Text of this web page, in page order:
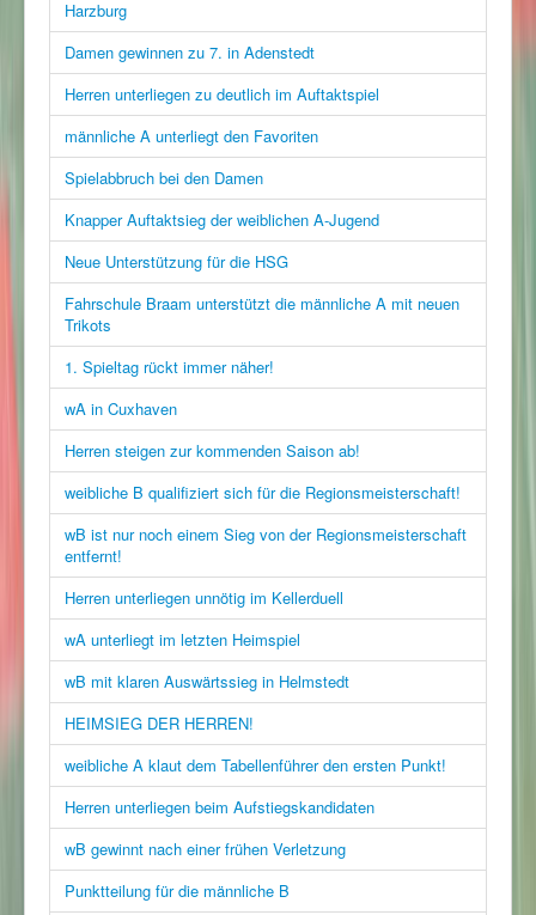
Harzburg
Damen gewinnen zu 7. in Adenstedt
Herren unterliegen zu deutlich im Auftaktspiel
männliche A unterliegt den Favoriten
Spielabbruch bei den Damen
Knapper Auftaktsieg der weiblichen A-Jugend
Neue Unterstützung für die HSG
Fahrschule Braam unterstützt die männliche A mit neuen
Trikots
1. Spieltag rückt immer näher!
wA in Cuxhaven
Herren steigen zur kommenden Saison ab!
weibliche B qualifiziert sich für die Regionsmeisterschaft!
wB ist nur noch einem Sieg von der Regionsmeisterschaft
entfernt!
Herren unterliegen unnötig im Kellerduell
wA unterliegt im letzten Heimspiel
wB mit klaren Auswärtssieg in Helmstedt
HEIMSIEG DER HERREN!
weibliche A klaut dem Tabellenführer den ersten Punkt!
Herren unterliegen beim Aufstiegskandidaten
wB gewinnt nach einer frühen Verletzung
Punktteilung für die männliche B